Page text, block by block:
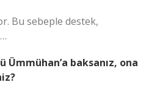
Bu sebeple destek,
Ümmühan’a baksanız, ona